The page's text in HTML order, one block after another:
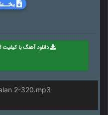
دانلود آهنگ با کیفیت 128
2-320.mp3